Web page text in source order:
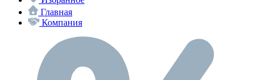
Главная
Компания